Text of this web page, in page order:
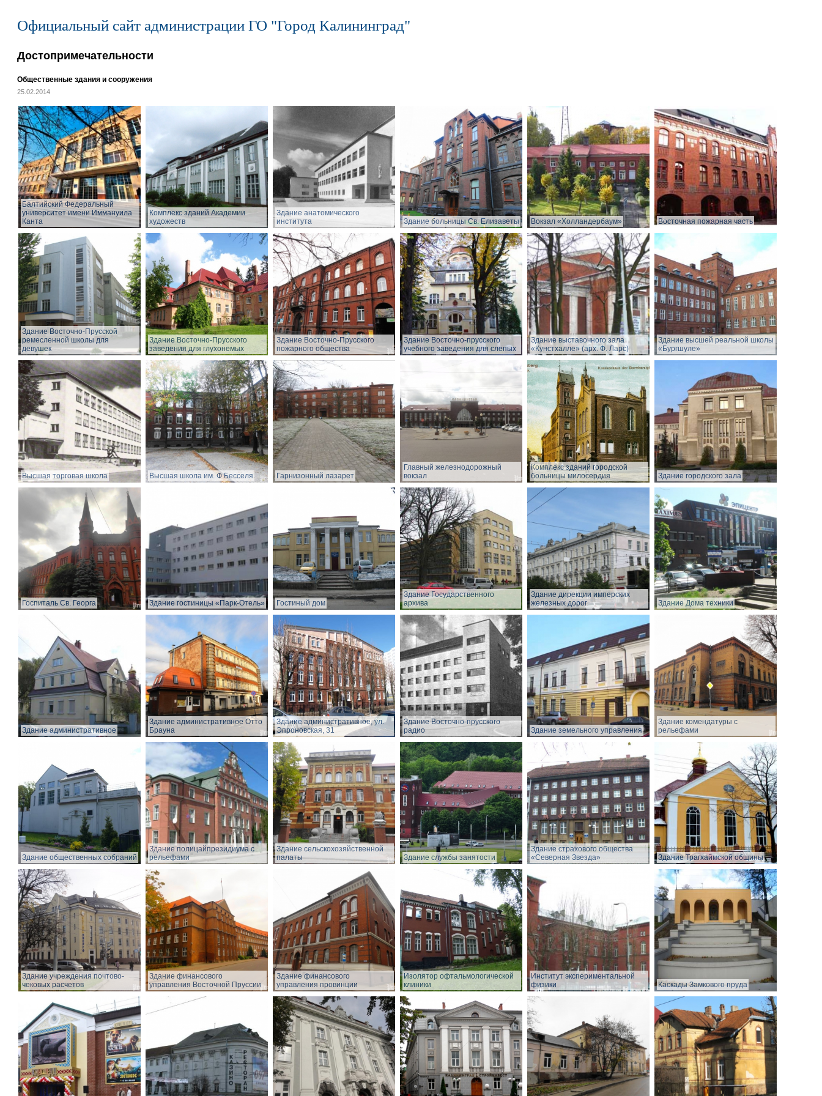
Официальный сайт администрации ГО "Город Калининград"
Достопримечательности
Общественные здания и сооружения
25.02.2014
Балтийский Федеральный
университет имени Иммануила
Канта
Комплекс зданий Академии
художеств
Здание анатомического
института
Здание больницы Св. Елизаветы Вокзал «Холландербаум» Восточная пожарная часть
Здание Восточно-Прусской
ремесленной школы для
девушек
Здание Восточно-Прусского
заведения для глухонемых
Здание Восточно-Прусского
пожарного общества
Здание Восточно-прусского
учебного заведения для слепых
Здание выставочного зала
«Кунстхалле» (арх. Ф. Ларс)
Здание высшей реальной школы
«Бургшуле»
Высшая торговая школа Высшая школа им. Ф.Бесселя Гарнизонный лазарет
Главный железнодорожный
вокзал
Комплекс зданий городской
больницы милосердия
Здание городского зала
Госпиталь Св. Георга Здание гостиницы «Парк-Отель» Гостиный дом
Здание Государственного
архива
Здание дирекции имперских
железных дорог
Здание Дома техники
Здание административное
Здание административное Отто
Брауна
Здание административное, ул.
Эпроновская, 31
Здание Восточно-прусского
радио
Здание земельного управления
Здание комендатуры с
рельефами
Здание общественных собраний
Здание полицайпрезидиума с
рельефами
Здание сельскохозяйственной
палаты
Здание службы занятости
Здание страхового общества
«Северная Звезда»
Здание Трагхаймской общины
Здание учреждения почтово-
чековых расчетов
Здание финансового
управления Восточной Пруссии
Здание финансового
управления провинции
Изолятор офтальмологической
клиники
Институт экспериментальной
физики
Каскады Замкового пруда